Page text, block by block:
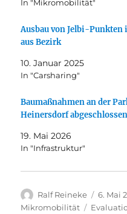
In "Mikromobilität"
Ausbau von Jelbi-
aus Bezirk
10. Januar 2025
In "Carsharing"
Baumaßnahmen an der
Heinersdorf
19. Mai 2026
In "Infrastruktur"
Autor
Ralf Reineke
am
6. Mai
Mikromobilität